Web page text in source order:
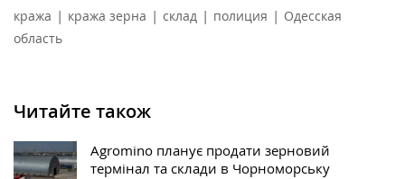
кража | кража зерна | склад | полиция | Одесская
область
Читайте також
Agromino планує продати зерновий
термінал та склади в Чорноморську